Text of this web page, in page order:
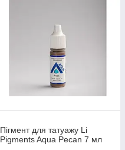
Пігмент для татуажу Li
Pigments Aqua Pecan 7 мл